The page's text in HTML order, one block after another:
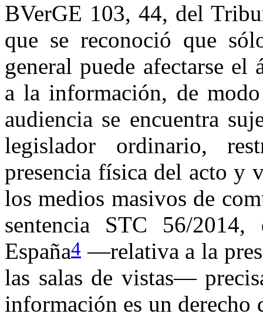
BVerGE 103, 44, del
que se reconoció que
general puede afectarse
a la información, de
audiencia se encuentra
legislador ordinario,
presencia física del acto y
los medios masivos de
sentencia STC 56/
España4 —relativa a la
las salas de vistas—
información es un derecho